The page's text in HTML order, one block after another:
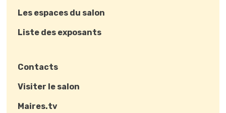
Les espaces du salon
Liste des exposants
Contacts
Visiter le salon
Maires.tv